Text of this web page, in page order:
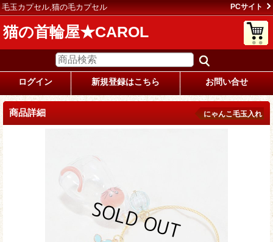
毛玉カプセル,猫の毛カプセル PCサイト
猫の首輪屋★CAROL
ログイン 新規登録はこちら お問い合せ
商品詳細 にゃんこ毛玉入れ